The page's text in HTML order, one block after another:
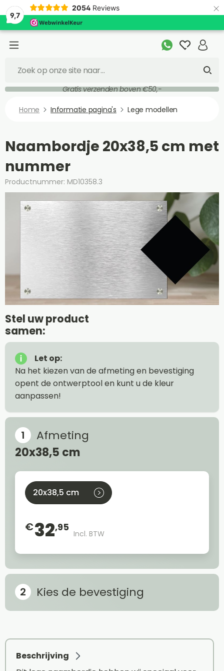
9,7
2054 Reviews ×
Gratis verzenden boven €50,-
Home Informatie pagina's Lege modellen
Naambordje 20x38,5 cm met
nummer
Productnummer: MD10358.3
Stel uw product
samen:
Let op:
Na het kiezen van de afmeting en bevestiging
opent de ontwerptool en kunt u de kleur
aanpassen!
Afmeting
20x38,5 cm
20x38,5 cm
€32,95
Incl. BTW
Kies de bevestiging
Beschrijving